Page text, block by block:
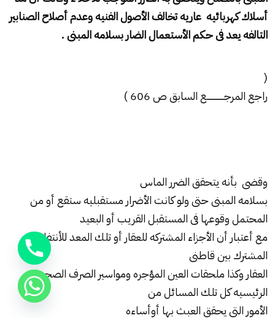
أسلاك كهربائيه عاريه تخالف الأصول الفنيه وعدم أصلاح الصنابير
التالفه يعد فى حكم الأستعمال الضار بسلامه المبنى .
(
راجع المرجــــــــــــــع السابق ص 606 )
وقضى بأنه يتحقق الضرر الماس
بسلامه المبنى حتى ولو كانت الأضرار مستقبليه ستقع أو من
المحتمل وقوعها فى المستقبل القريب أو البعيد
مع أعتبار أن الأجزاء المشتركه للعقار أو تلك المعد للأنتفاع
المشترك بين قاطنى
العقار وكذا ملحقات العين المؤجره ومواسير الصرف الصحى
الرئيسيه كل تلك المسائل من
الأمور التى يحقق العبث بها أوأساءه